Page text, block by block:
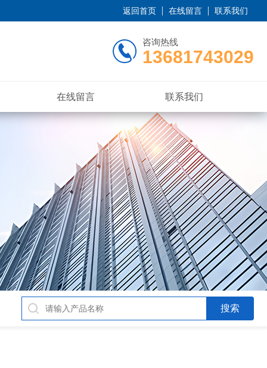
返回首页 在线留言 联系我们
咨询热线
13681743029
在线留言 联系我们